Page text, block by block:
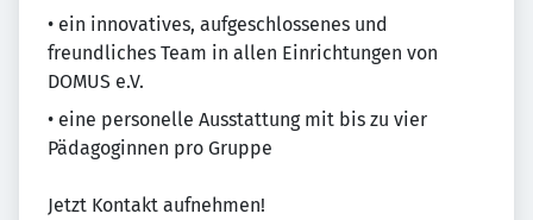
• ein innovatives, aufgeschlossenes und
freundliches Team in allen Einrichtungen von
DOMUS e.V.
• eine personelle Ausstattung mit bis zu vier
Pädagoginnen pro Gruppe
Jetzt Kontakt aufnehmen!